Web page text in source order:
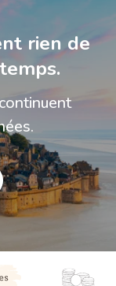
rien de